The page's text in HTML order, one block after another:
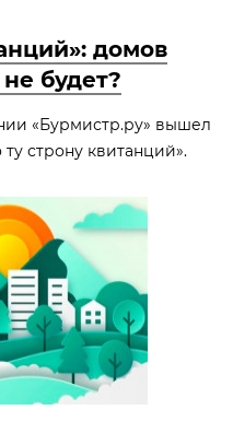
домов
будет?
«Бурмистр.ру» вышел
строну квитанций».